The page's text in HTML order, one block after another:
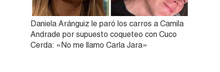
Daniela Aránguiz le paró los carros a Camila
Andrade por supuesto coqueteo con Cuco
Cerda: «No me llamo Carla Jara»